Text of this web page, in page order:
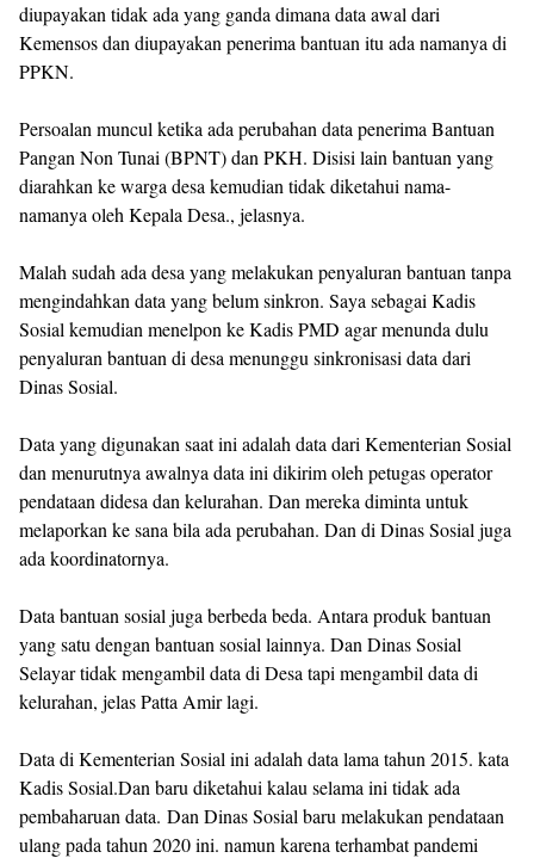
diupayakan tidak ada yang ganda dimana data awal dari
Kemensos dan diupayakan penerima bantuan itu ada namanya di
PPKN.
Persoalan muncul ketika ada perubahan data penerima Bantuan
Pangan Non Tunai (BPNT) dan PKH. Disisi lain bantuan yang
diarahkan ke warga desa kemudian tidak diketahui nama-
namanya oleh Kepala Desa., jelasnya.
Malah sudah ada desa yang melakukan penyaluran bantuan tanpa
mengindahkan data yang belum sinkron. Saya sebagai Kadis
Sosial kemudian menelpon ke Kadis PMD agar menunda dulu
penyaluran bantuan di desa menunggu sinkronisasi data dari
Dinas Sosial.
Data yang digunakan saat ini adalah data dari Kementerian Sosial
dan menurutnya awalnya data ini dikirim oleh petugas operator
pendataan didesa dan kelurahan. Dan mereka diminta untuk
melaporkan ke sana bila ada perubahan. Dan di Dinas Sosial juga
ada koordinatornya.
Data bantuan sosial juga berbeda beda. Antara produk bantuan
yang satu dengan bantuan sosial lainnya. Dan Dinas Sosial
Selayar tidak mengambil data di Desa tapi mengambil data di
kelurahan, jelas Patta Amir lagi.
Data di Kementerian Sosial ini adalah data lama tahun 2015. kata
Kadis Sosial.Dan baru diketahui kalau selama ini tidak ada
pembaharuan data. Dan Dinas Sosial baru melakukan pendataan
ulang pada tahun 2020 ini. namun karena terhambat pandemi